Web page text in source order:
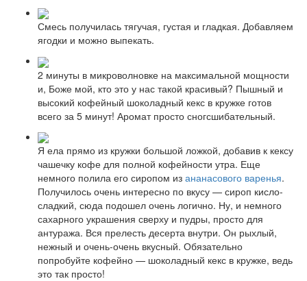
Смесь получилась тягучая, густая и гладкая. Добавляем
ягодки и можно выпекать.
2 минуты в микроволновке на максимальной мощности
и, Боже мой, кто это у нас такой красивый? Пышный и
высокий кофейный шоколадный кекс в кружке готов
всего за 5 минут! Аромат просто сногсшибательный.
Я ела прямо из кружки большой ложкой, добавив к кексу
чашечку кофе для полной кофейности утра. Еще
немного полила его сиропом из ананасового варенья.
Получилось очень интересно по вкусу — сироп кисло-
сладкий, сюда подошел очень логично. Ну, и немного
сахарного украшения сверху и пудры, просто для
антуража. Вся прелесть десерта внутри. Он рыхлый,
нежный и очень-очень вкусный. Обязательно
попробуйте кофейно — шоколадный кекс в кружке, ведь
это так просто!